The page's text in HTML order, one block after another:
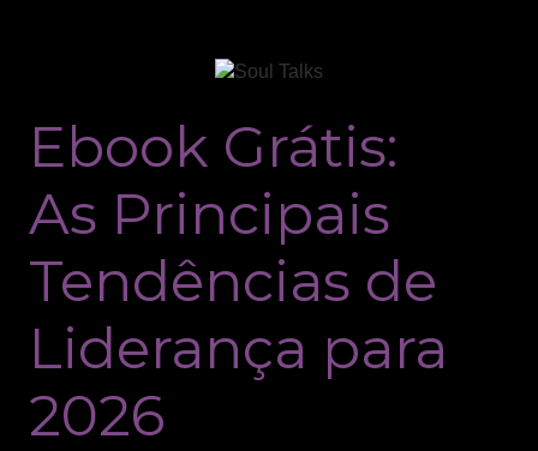
Ebook Grátis:
As Principais
Tendências de
Liderança para
2026